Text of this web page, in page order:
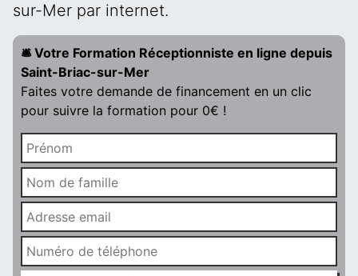
sur-Mer par internet.
🛎️ Votre Formation Réceptionniste en ligne depuis
Saint-Briac-sur-Mer
Faites votre demande de financement en un clic
pour suivre la formation pour 0€ !